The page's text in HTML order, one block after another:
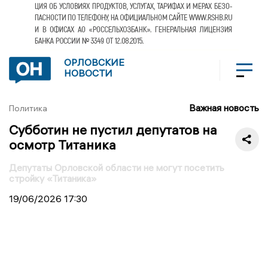
ОРЛОВСКИЕ
НОВОСТИ
Политика Важная новость
Субботин не пустил депутатов на
осмотр Титаника
Депутаты Орловской области не могут посетить
стройку «Титаника»
19/06/2026 17:30